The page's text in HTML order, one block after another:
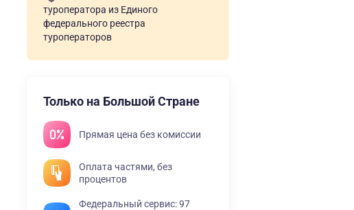
туроператора из Единого
федерального реестра
туроператоров
Только на Большой Стране
Прямая цена без комиссии
Оплата частями, без
процентов
Федеральный сервис: 97